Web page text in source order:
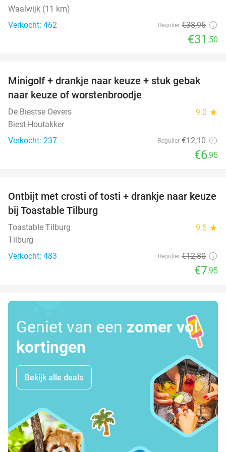
Waalwijk (11 km)
Verkocht: 462
Regulier €38,95
€31 ,50
43%
Minigolf + drankje naar keuze + stuk gebak
naar keuze of worstenbroodje
De Biestse Oevers 9.0 star
Biest-Houtakker
Verkocht: 237
Regulier €12,10
€6,95
38%
Ontbijt met crosti of tosti + drankje naar keuze
bij Toastable Tilburg
Toastable Tilburg 9.5 star
Tilburg
Verkocht: 483
Regulier €12,80
€7,95
Geniet van een zomer vol
kortingen
Bekijk alle deals